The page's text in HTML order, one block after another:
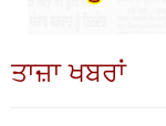
ਤਾਜ਼ਾ ਖਬਰਾਂ